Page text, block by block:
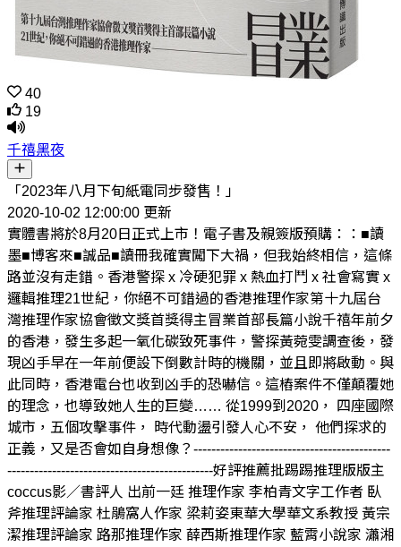
40
19
千禧黑夜
「2023年八月下旬紙電同步發售！」
2020-10-02 12:00:00 更新
實體書將於8月20日正式上市！電子書及親簽版預購：：■讀
墨■博客來■誠品■讀冊我確實闖下大禍，但我始終相信，這條
路並沒有走錯。香港警探 x 冷硬犯罪 x 熱血打鬥 x 社會寫實 x
邏輯推理21世紀，你絕不可錯過的香港推理作家第十九屆台
灣推理作家協會徵文獎首獎得主冒業首部長篇小說千禧年前夕
的香港，發生多起一氧化碳致死事件，警探黃菀雯調查後，發
現凶手早在一年前便設下倒數計時的機關，並且即將啟動。與
此同時，香港電台也收到凶手的恐嚇信。這樁案件不僅顛覆她
的理念，也導致她人生的巨變…… 從1999到2020， 四座國際
城市，五個攻擊事件， 時代動盪引發人心不安， 他們探求的
正義，又是否會如自身想像？--------------------------------------------
----------------------------------------------好評推薦批踢踢推理版版主
coccus影／書評人 出前一廷 推理作家 李柏青文字工作者 臥
斧推理評論家 杜鵑窩人作家 梁莉姿東華大學華文系教授 黃宗
潔推理評論家 路那推理作家 薛西斯推理作家 藍霄小說家 瀟湘